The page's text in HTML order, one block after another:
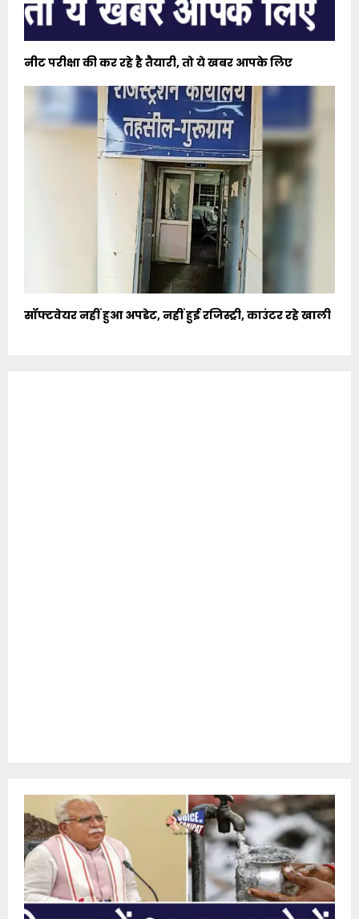
नीट परीक्षा की कर रहे है तैयारी, तो ये खबर आपके लिए
सॉफ्टवेयर नहीं हुआ अपडेट, नहीं हुई रजिस्ट्री, काउंटर रहे खाली